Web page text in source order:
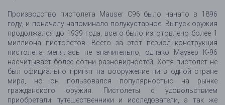
Производство пистолета Mauser C96 было начато в 1896
году, и поначалу напоминало полукустарное. Выпуск оружия
продолжался до 1939 года, всего было изготовлено более 1
миллиона пистолетов. Всего за этот период конструкция
пистолета менялась не значительно, однако Маузер К-96
насчитывает более сотни разновидностей. Хотя пистолет не
был официально принят на вооружение ни в одной стране
мира, но он пользовался популярностью на рынке
гражданского оружия. Пистолеты с удовольствием
приобретали путешественники и исследователи, а так же